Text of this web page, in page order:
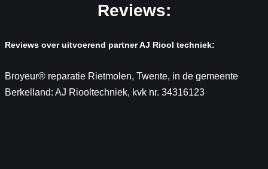
Reviews:
Reviews over uitvoerend partner AJ Riool techniek:
Broyeur® reparatie Rietmolen, Twente, in de gemeente
Berkelland: AJ Riooltechniek, kvk nr. 34316123